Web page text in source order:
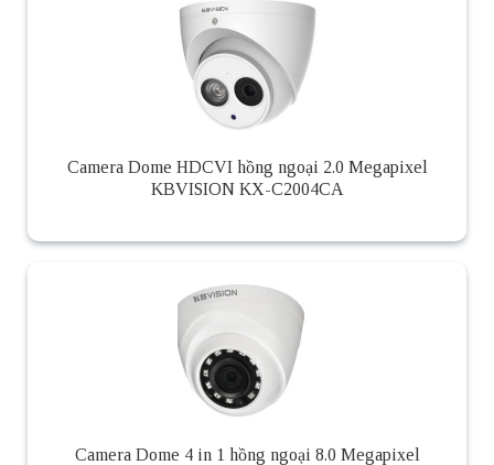
Camera Dome HDCVI hồng ngoại 2.0 Megapixel
KBVISION KX-C2004CA
Camera Dome 4 in 1 hồng ngoại 8.0 Megapixel